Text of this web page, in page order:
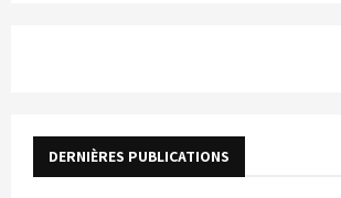
r
DERNIÈRES PUBLICATIONS